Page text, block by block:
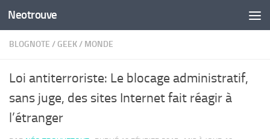
Skip to content
Neotrouve
BLOGNOTE / GEEK/ MONDE
Loi antiterroriste: Le blocage administratif,
sans juge, des sites Internet fait réagir à
l’étranger